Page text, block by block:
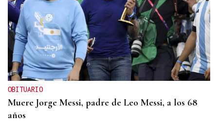
OBITUARIO
Muere Jorge Messi, padre de Leo Messi, a los 68
años